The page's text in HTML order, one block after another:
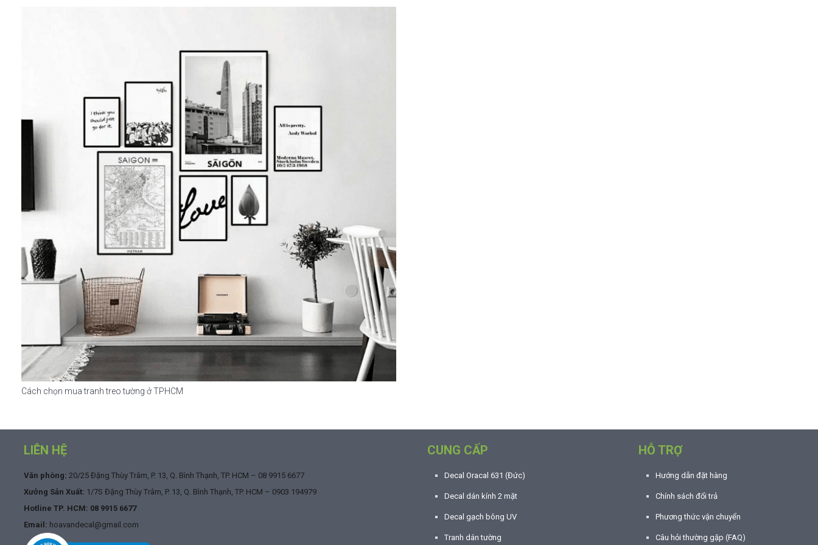
Cách chọn mua tranh treo tường ở TPHCM
LIÊN HỆ
Văn phòng: 20/25 Đặng Thùy Trâm, P. 13, Q. Bình Thạnh, TP. HCM – 08 9915 6677
Xưởng Sản Xuất: 1/7S Đặng Thùy Trâm, P. 13, Q. Bình Thạnh, TP. HCM – 0903 194979
Hotline TP. HCM: 08 9915 6677
Email: hoavandecal@gmail.com
CUNG CẤP
Decal Oracal 631 (Đức)
Decal dán kính 2 mặt
Decal gạch bông UV
Tranh dán tường
HỖ TRỢ
Hướng dẫn đặt hàng
Chính sách đổi trả
Phương thức vận chuyển
Câu hỏi thường gặp (FAQ)